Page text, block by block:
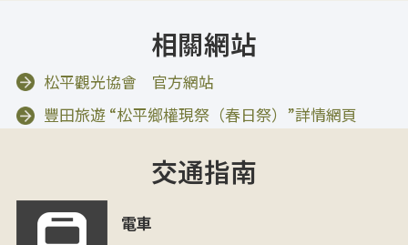
相關網站
松平觀光協會 官方網站
豐田旅遊 “松平鄉權現祭（春日祭）”詳情網頁
交通指南
電車